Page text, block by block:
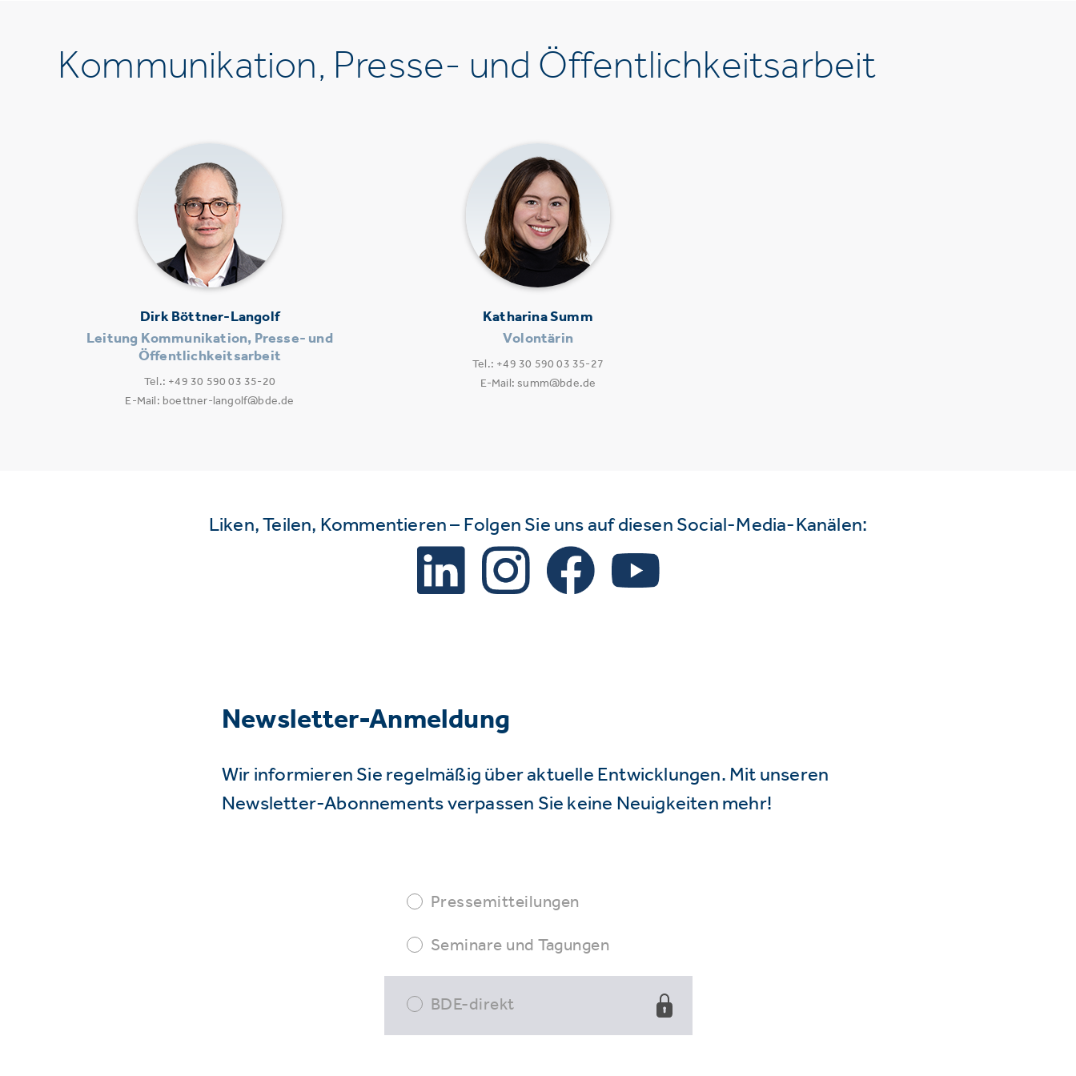
Kommunikation, Presse- und Öffentlichkeitsarbeit
Dirk Böttner-Langolf
Leitung Kommunikation, Presse- und
Öffentlichkeitsarbeit
Tel.: +49 30 590 03 35-20
E-Mail: boettner-langolf@bde.de
Katharina Summ
Volontärin
Tel.: +49 30 590 03 35-27
E-Mail: summ@bde.de
Liken, Teilen, Kommentieren – Folgen Sie uns auf diesen Social-Media-Kanälen:
Newsletter-Anmeldung
Wir informieren Sie regelmäßig über aktuelle Entwicklungen. Mit unseren
Newsletter-Abonnements verpassen Sie keine Neuigkeiten mehr!
Pressemitteilungen
Seminare und Tagungen
BDE-direkt